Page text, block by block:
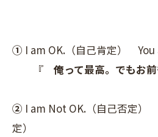
① I am OK.（自己肯定） You
『 俺って最高。でもお前
② I am Not OK.（自己否定）
定）